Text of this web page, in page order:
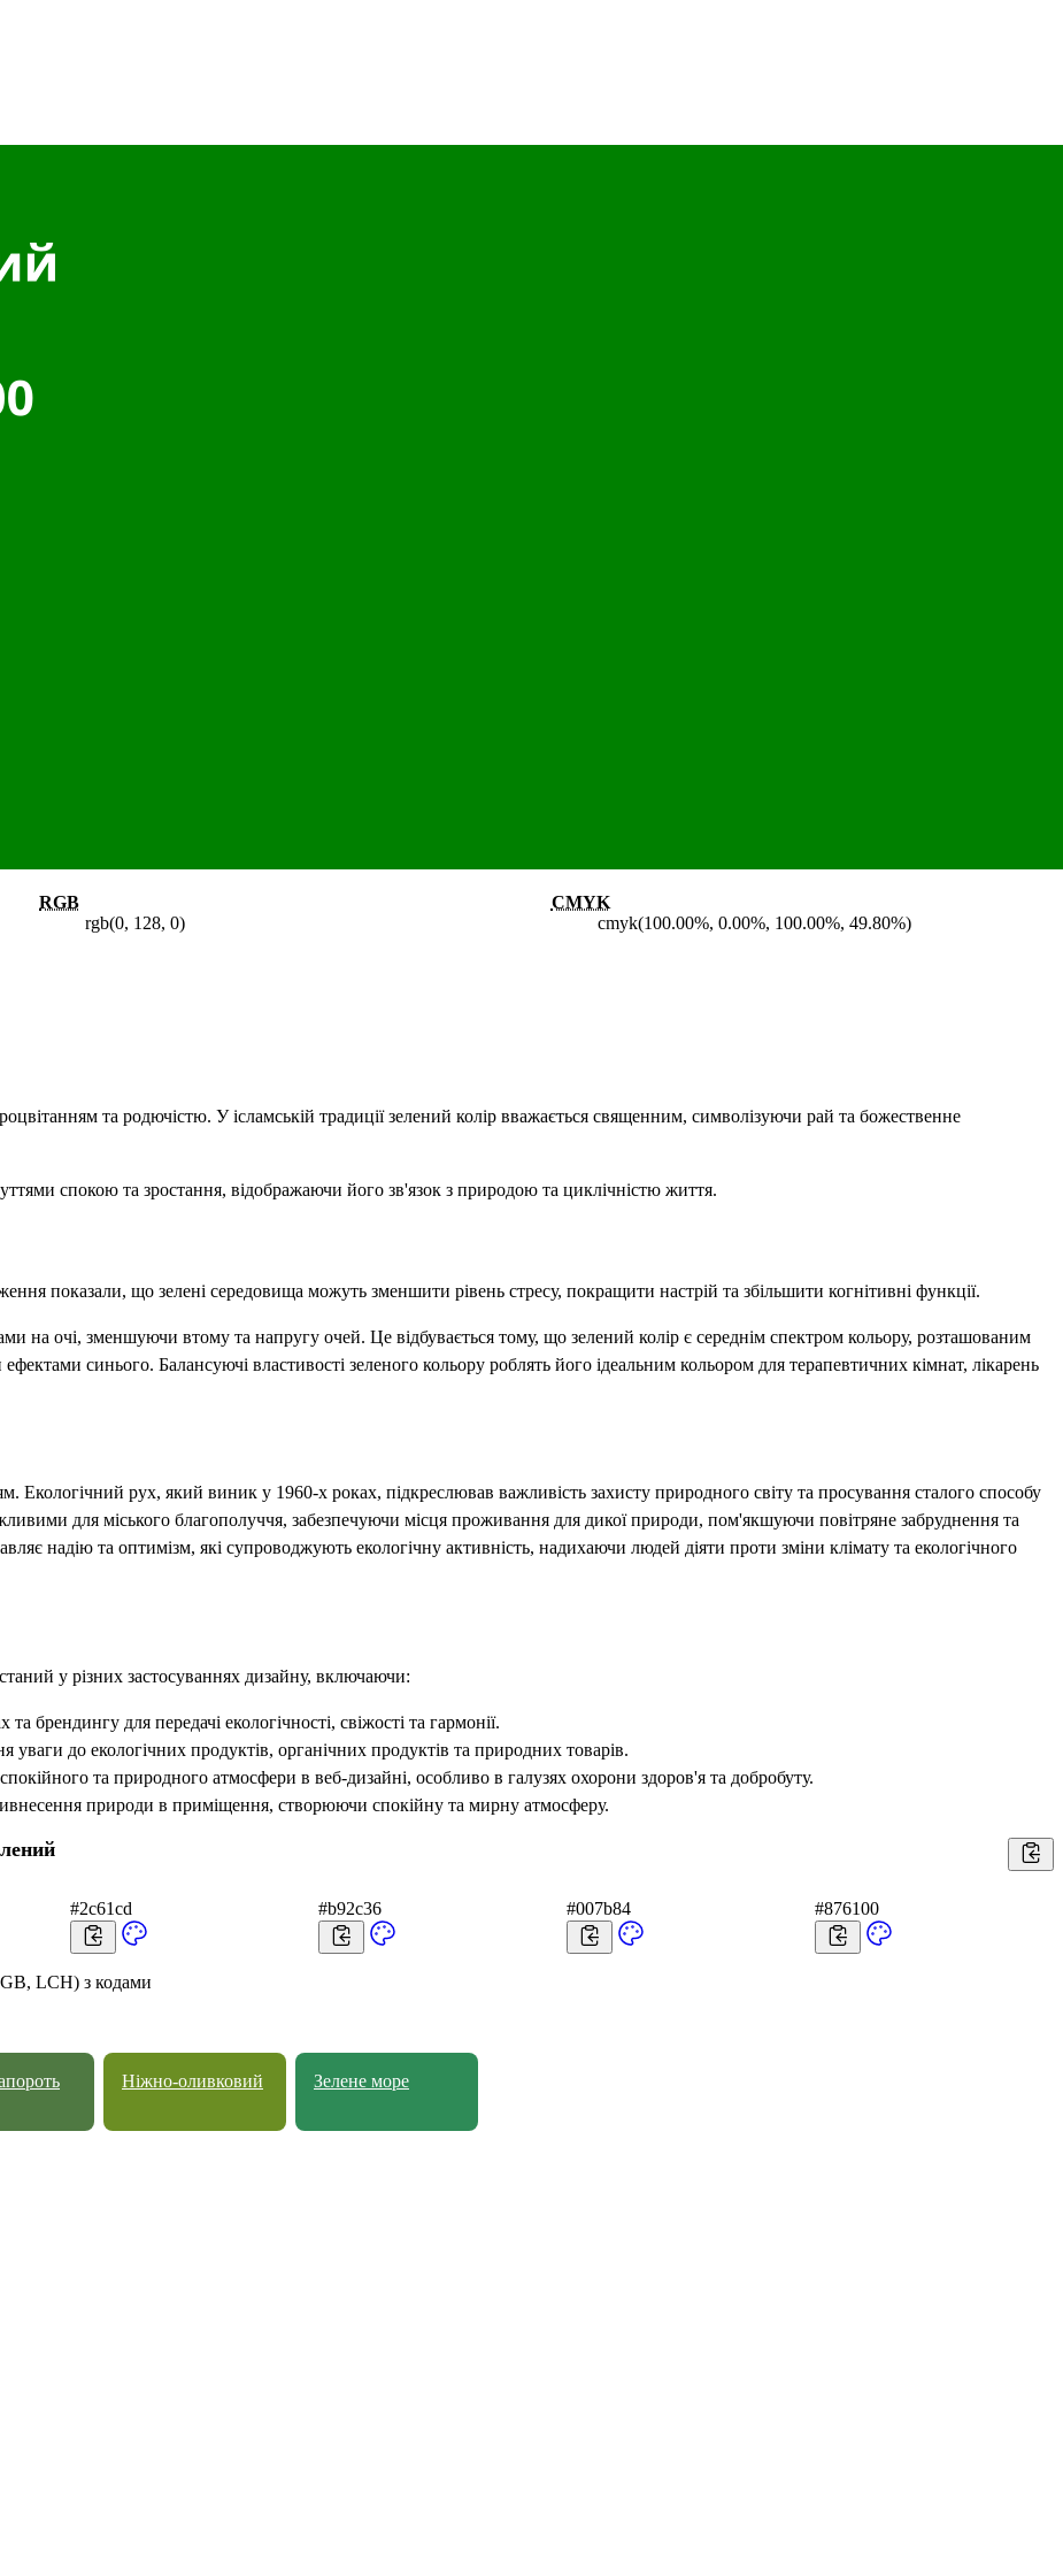
RGB
rgb(0, 128, 0)
CMYK
cmyk(100.00%, 0.00%, 100.00%, 49.80%)
та родючістю. У ісламській традиції зелений колір вважається священним, символізуючи рай та божественне
спокою та зростання, відображаючи його зв'язок з природою та циклічністю життя.
показали, що зеленi середовища можуть зменшити рівень стресу, покращити настрій та збільшити когнітивні функції.
на очі, зменшуючи втому та напругу очей. Це відбувається тому, що зелений колір є середнім спектром кольору, розташованим
синього. Балансуючі властивості зеленого кольору роблять його ідеальним кольором для терапевтичних кімнат, лікарень
Екологічний рух, який виник у 1960-х роках, підкреслював важливість захисту природного світу та просування сталого способу
для міського благополуччя, забезпечуючи місця проживання для дикої природи, пом'якшуючи повітряне забруднення та
надію та оптимізм, які супроводжують екологічну активність, надихаючи людей діяти проти зміни клімату та екологічного
у різних застосуваннях дизайну, включаючи:
брендингу для передачі екологічності, свіжості та гармонії.
уваги до екологічних продуктів, органічних продуктів та природних товарів.
та природного атмосфери в веб-дизайні, особливо в галузях охорони здоров'я та добробуту.
природи в приміщення, створюючи спокійну та мирну атмосферу.
#2c61cd #b92c36 #007b84 #876100
LCH) з кодами
Ніжно-оливковий Зелене море